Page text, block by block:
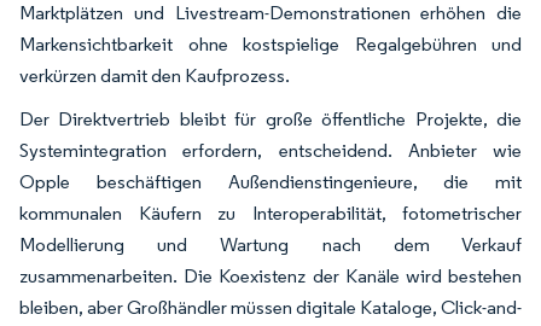
Marktplätzen und Livestream-Demonstrationen erhöhen die
Markensichtbarkeit ohne kostspielige Regalgebühren und
verkürzen damit den Kaufprozess.
Der Direktvertrieb bleibt für große öffentliche Projekte, die
Systemintegration erfordern, entscheidend. Anbieter wie
Opple beschäftigen Außendienstingenieure, die mit
kommunalen Käufern zu Interoperabilität, fotometrischer
Modellierung und Wartung nach dem Verkauf
zusammenarbeiten. Die Koexistenz der Kanäle wird bestehen
bleiben, aber Großhändler müssen digitale Kataloge, Click-and-